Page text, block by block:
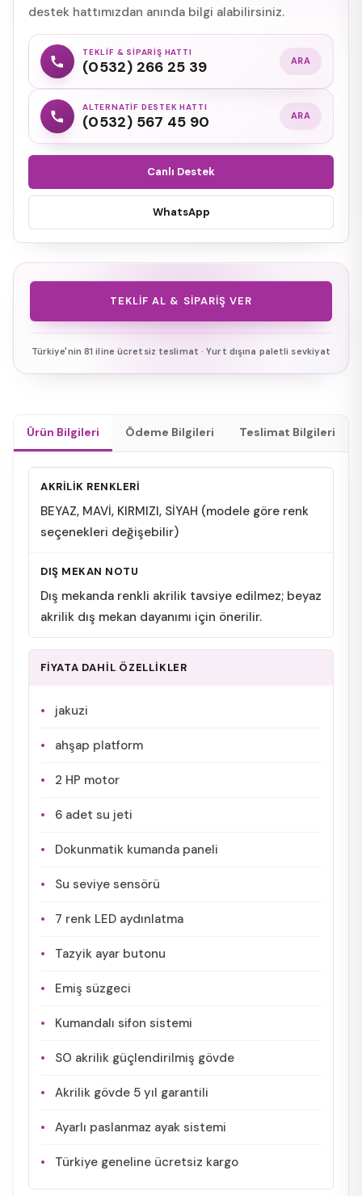
destek hattımızdan anında bilgi alabilirsiniz.
TEKLIF & SIPARIŞ HATTI
(0532) 266 25 39 ARA
ALTERNATIF DESTEK HATTI
(0532) 567 45 90 ARA
Canlı Destek
WhatsApp
TEKLIF AL & SIPARIŞ VER
Türkiye'nin 81 iline ücretsiz teslimat · Yurt dışına paletli sevkiyat
Ürün Bilgileri Ödeme Bilgileri Teslimat Bilgileri
AKRİLİK RENKLERİ
BEYAZ, MAVİ, KIRMIZI, SİYAH (modele göre renk
seçenekleri değişebilir)
DIŞ MEKAN NOTU
Dış mekanda renkli akrilik tavsiye edilmez; beyaz
akrilik dış mekan dayanımı için önerilir.
FİYATA DAHİL ÖZELLİKLER
jakuzi
ahşap platform
2 HP motor
6 adet su jeti
Dokunmatik kumanda paneli
Su seviye sensörü
7 renk LED aydınlatma
Tazyik ayar butonu
Emiş süzgeci
Kumandalı sifon sistemi
SO akrilik güçlendirilmiş gövde
Akrilik gövde 5 yıl garantili
Ayarlı paslanmaz ayak sistemi
Türkiye geneline ücretsiz kargo